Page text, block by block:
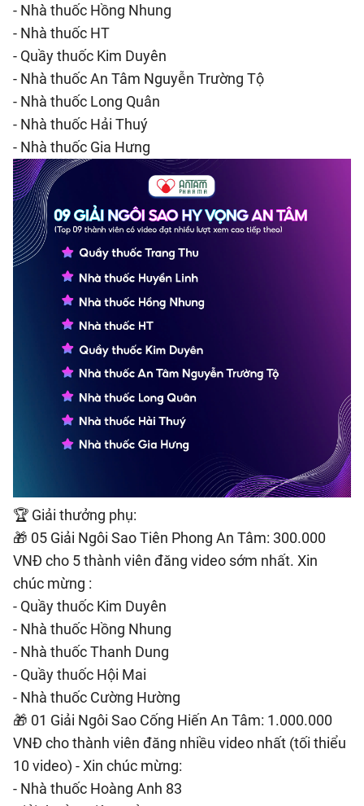
- Nhà thuốc Hồng Nhung
- Nhà thuốc HT
- Quầy thuốc Kim Duyên
- Nhà thuốc An Tâm Nguyễn Trường Tộ
- Nhà thuốc Long Quân
- Nhà thuốc Hải Thuý
- Nhà thuốc Gia Hưng
🏆 Giải thưởng phụ:
🎁 05 Giải Ngôi Sao Tiên Phong An Tâm: 300.000
VNĐ cho 5 thành viên đăng video sớm nhất. Xin
chúc mừng :
- Quầy thuốc Kim Duyên
- Nhà thuốc Hồng Nhung
- Nhà thuốc Thanh Dung
- Quầy thuốc Hội Mai
- Nhà thuốc Cường Hường
🎁 01 Giải Ngôi Sao Cống Hiến An Tâm: 1.000.000
VNĐ cho thành viên đăng nhiều video nhất (tối thiểu
10 video) - Xin chúc mừng:
- Nhà thuốc Hoàng Anh 83